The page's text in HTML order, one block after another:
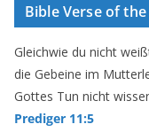
Bible Verse of
Gleichwie du nicht
die Gebeine im
Gottes Tun nicht
Prediger 11:5